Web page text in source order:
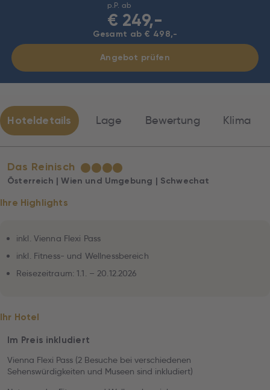
p.P. ab
€ 249,-
Gesamt ab € 498,-
Angebot prüfen
Hoteldetails Lage Bewertung Klima
Das Reinisch ★★★★
Österreich | Wien und Umgebung | Schwechat
Ihre Highlights
inkl. Vienna Flexi Pass
inkl. Fitness- und Wellnessbereich
Reisezeitraum: 1.1. – 20.12.2026
Ihr Hotel
Im Preis inkludiert
Vienna Flexi Pass (2 Besuche bei verschiedenen
Sehenswürdigkeiten und Museen sind inkludiert)